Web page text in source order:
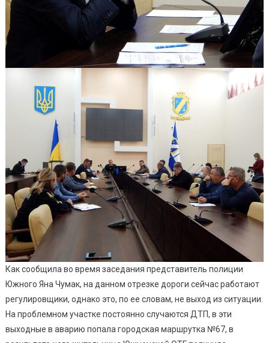
Как сообщила во время заседания представитель полиции
Южного Яна Чумак, на данном отрезке дороги сейчас работают
регулировщики, однако это, по ее словам, не выход из ситуации.
На проблемном участке постоянно случаются ДТП, в эти
выходные в аварию попала городская маршрутка №67, в